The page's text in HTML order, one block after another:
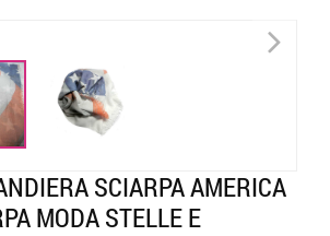
>
SCIARPA AMERICA
MODA STELLE E